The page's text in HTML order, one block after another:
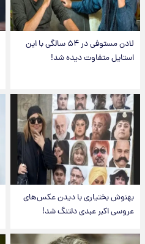
لادن مستوفی در ۵۴ سالگی با این
استایل متفاوت دیده شد!
بهنوش بختیاری با دیدن عکس‌های
عروسی اکبر عبدی دلتنگ شد!